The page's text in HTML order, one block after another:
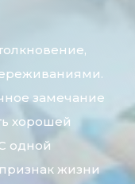
замечание
хорошей
одной
жизни